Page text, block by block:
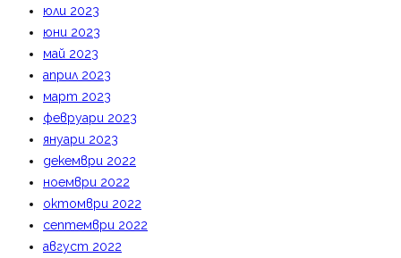
юли 2023
юни 2023
май 2023
април 2023
март 2023
февруари 2023
януари 2023
декември 2022
ноември 2022
октомври 2022
септември 2022
август 2022